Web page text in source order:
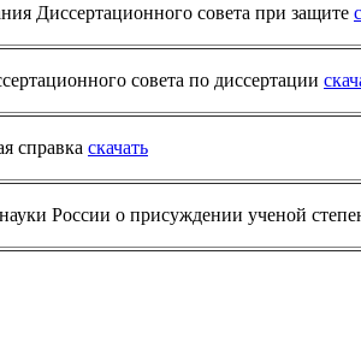
Диссертационного совета при защите
совета по диссертации
справка скачать
России о присуждении ученой